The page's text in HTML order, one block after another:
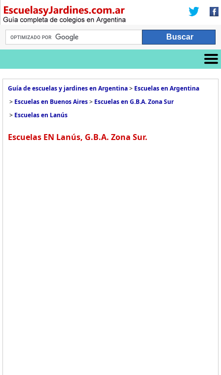
Guía de escuelas y jardines en Argentina> Escuelas en Argentina
> Escuelas en Buenos Aires> Escuelas en G.B.A. Zona Sur
> Escuelas en Lanús
Escuelas EN Lanús, G.B.A. Zona Sur.